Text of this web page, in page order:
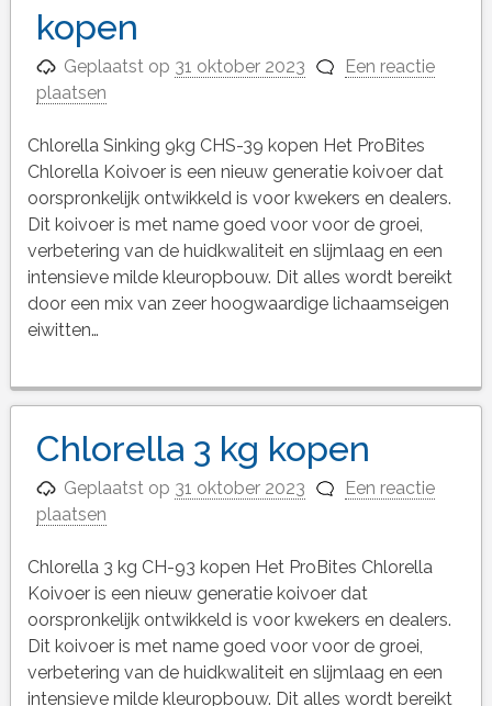
kopen
Geplaatst op 31 oktober 2023
Een reactie
plaatsen
Chlorella Sinking 9kg CHS-39 kopen Het ProBites
Chlorella Koivoer is een nieuw generatie koivoer dat
oorspronkelijk ontwikkeld is voor kwekers en dealers.
Dit koivoer is met name goed voor voor de groei,
verbetering van de huidkwaliteit en slijmlaag en een
intensieve milde kleuropbouw. Dit alles wordt bereikt
door een mix van zeer hoogwaardige lichaamseigen
eiwitten…
Chlorella 3 kg kopen
Geplaatst op 31 oktober 2023
Een reactie
plaatsen
Chlorella 3 kg CH-93 kopen Het ProBites Chlorella
Koivoer is een nieuw generatie koivoer dat
oorspronkelijk ontwikkeld is voor kwekers en dealers.
Dit koivoer is met name goed voor voor de groei,
verbetering van de huidkwaliteit en slijmlaag en een
intensieve milde kleuropbouw. Dit alles wordt bereikt